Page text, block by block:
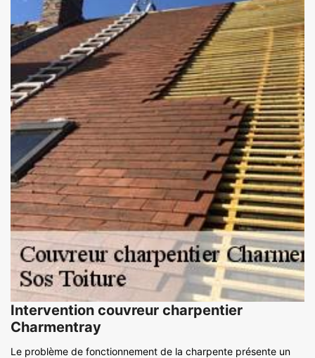
Intervention couvreur charpentier
Charmentray
Le problème de fonctionnement de la charpente présente un